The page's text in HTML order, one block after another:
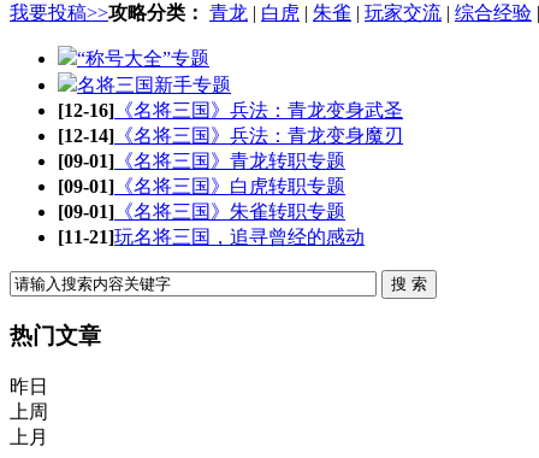
我要投稿>>攻略分类： 青龙 | 白虎 | 朱雀 | 玩家交流 | 综合经验 |
“称号大全”专题
名将三国新手专题
[12-16] 《名将三国》兵法：青龙变身武圣
[12-14] 《名将三国》兵法：青龙变身魔刃
[09-01] 《名将三国》青龙转职专题
[09-01] 《名将三国》白虎转职专题
[09-01] 《名将三国》朱雀转职专题
[11-21]玩名将三国，追寻曾经的感动
热门文章
昨日
上周
上月